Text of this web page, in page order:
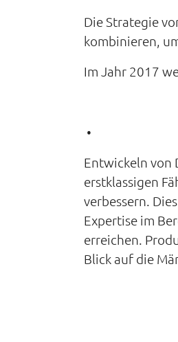
Die Strategie
kombinieren,
Im Jahr 2017
•
Entwickeln von
erstklassigen
verbessern.
Expertise im
erreichen.
Blick auf die